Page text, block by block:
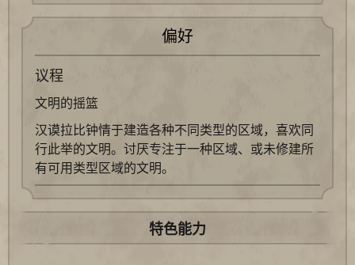
偏好
议程
文明的摇篮
汉谟拉比钟情于建造各种不同类型的区域，喜欢同
行此举的文明。讨厌专注于一种区域、或未修建所
有可用类型区域的文明。
特色能力